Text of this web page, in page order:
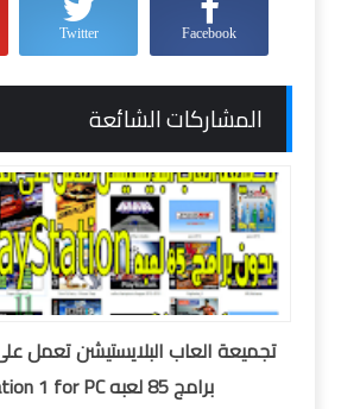
Facebook
Twitter
المشاركات الشائعة
تجميعة العاب البلايستيشن تعمل
برامج 85 لعبه PlayStation 1 for PC